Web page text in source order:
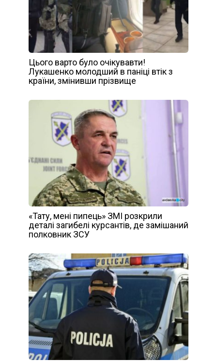
Цього варто було очікувавти!
Лукашенко молодший в пaнiцi втік з
країни, змінивши прізвище
«Тату, мені пипець» ЗМІ розкрили
деталі загибелі курсантів, де замішаний
полковник ЗСУ